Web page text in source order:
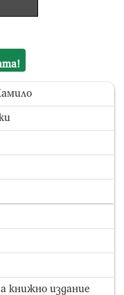
книжно издание